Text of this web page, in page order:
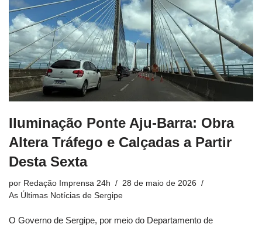
Iluminação Ponte Aju-Barra: Obra
Altera Tráfego e Calçadas a Partir
Desta Sexta
por Redação Imprensa 24h
28 de maio de 2026
As Últimas Notícias de Sergipe
O Governo de Sergipe, por meio do Departamento de